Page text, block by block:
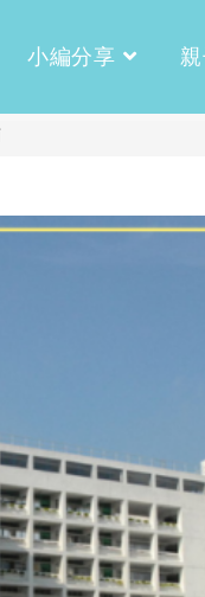
小編分享